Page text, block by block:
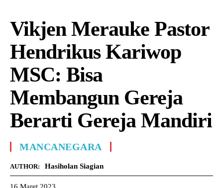
Vikjen Merauke Pastor
Hendrikus Kariwop
MSC: Bisa
Membangun Gereja
Berarti Gereja Mandiri
MANCANEGARA
AUTHOR: Hasiholan Siagian
16 Maret 2023